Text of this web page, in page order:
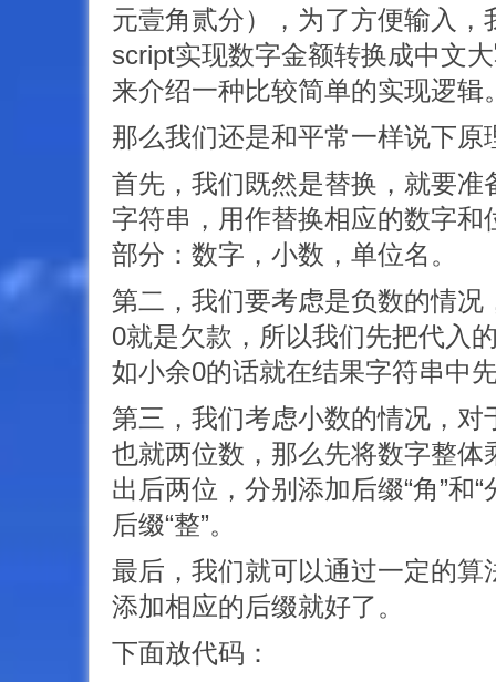
元壹角贰分），为了方便输入，
script实现数字金额转换成中文
来介绍一种比较简单的实现逻辑
那么我们还是和平常一样说下原
首先，我们既然是替换，就要准
字符串，用作替换相应的数字和
部分：数字，小数，单位名。
第二，我们要考虑是负数的情况
0就是欠款，所以我们先把代入
如小余0的话就在结果字符串中
第三，我们考虑小数的情况，对
也就两位数，那么先将数字整体
出后两位，分别添加后缀“角”和
后缀“整”。
最后，我们就可以通过一定的算
添加相应的后缀就好了。
下面放代码：